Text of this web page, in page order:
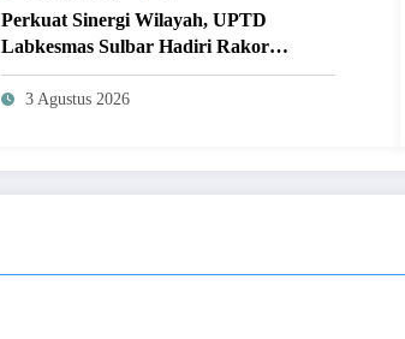
Perkuat Sinergi Wilayah, UPTD
Labkesmas Sulbar Hadiri Rakor
Penguatan Labkesmas Regional 8 di
Makassar
3 Agustus 2026